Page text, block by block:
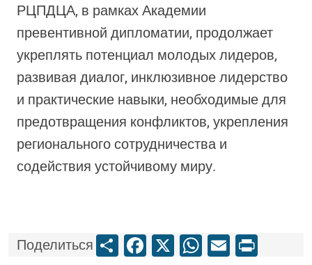
РЦПДЦА, в рамках Академии
превентивной дипломатии, продолжает
укреплять потенциал молодых лидеров,
развивая диалог, инклюзивное лидерство
и практические навыки, необходимые для
предотвращения конфликтов, укрепления
регионального сотрудничества и
содействия устойчивому миру.
ПоделитьсяShareFacebook
X WhatsApp
Email
Print